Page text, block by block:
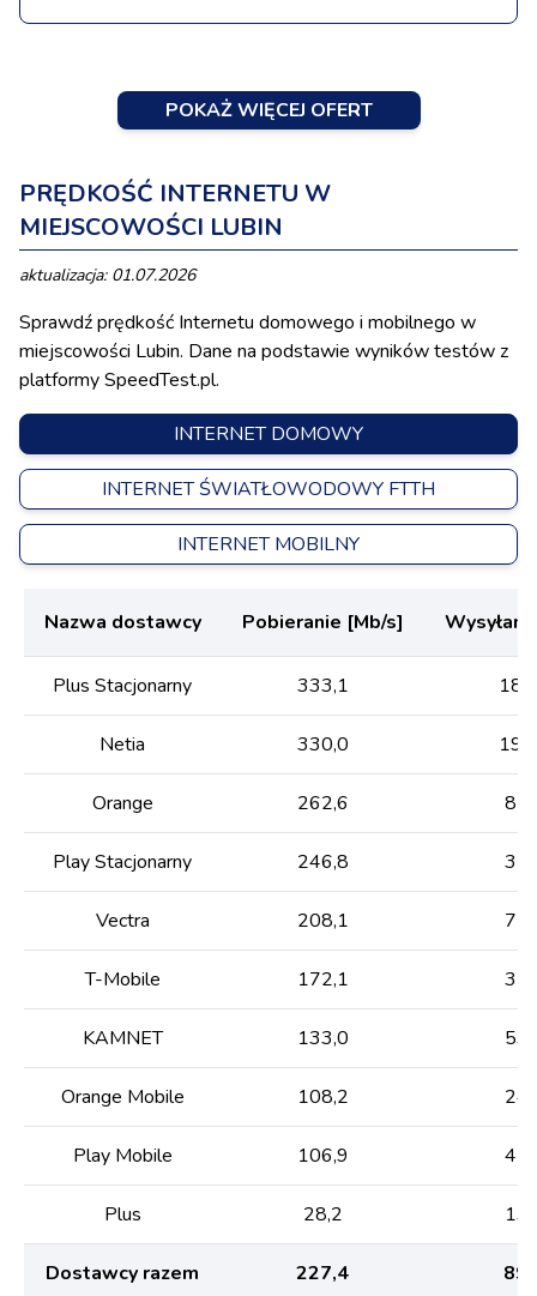
POKAŻ WIĘCEJ OFERT
PRĘDKOŚĆ INTERNETU W
MIEJSCOWOŚCI LUBIN
aktualizacja: 01.07.2026
Sprawdź prędkość Internetu domowego i mobilnego w
miejscowości Lubin. Dane na podstawie wyników testów z
platformy SpeedTest.pl.
INTERNET DOMOWY
INTERNET ŚWIATŁOWODOWY FTTH
INTERNET MOBILNY
Nazwa dostawcy Pobieranie [Mb/s]
Plus Stacjonarny 333,1
Netia 330,0
Orange 262,6
Play Stacjonarny 246,8
Vectra 208,1
T-Mobile 172,1
KAMNET 133,0
Orange Mobile 108,2
Play Mobile 106,9
Plus 28,2
Dostawcy razem 227,4